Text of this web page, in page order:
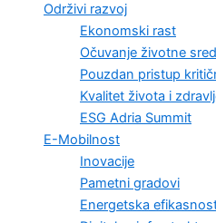
Održivi razvoj
Ekonomski rast
Očuvanje životne
Pouzdan pristup
Kvalitet života i
ESG Adria Summit
E-Mobilnost
Inovacije
Pametni gradovi
Energetska